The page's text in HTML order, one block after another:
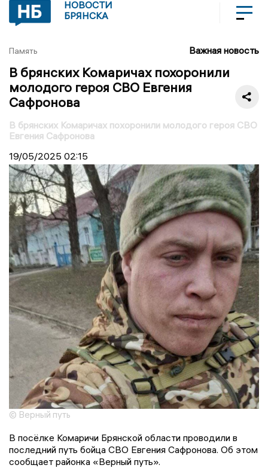
НОВОСТИ
БРЯНСКА
Память Важная новость
В брянских Комаричах похоронили
молодого героя СВО Евгения
Сафронова
В брянских Комаричах похоронили молодого героя СВО
Евгения Сафронова
19/05/2025 02:15
© Верный путь
В посёлке Комаричи Брянской области проводили в
последний путь бойца СВО Евгения Сафронова. Об этом
сообщает районка «Верный путь».